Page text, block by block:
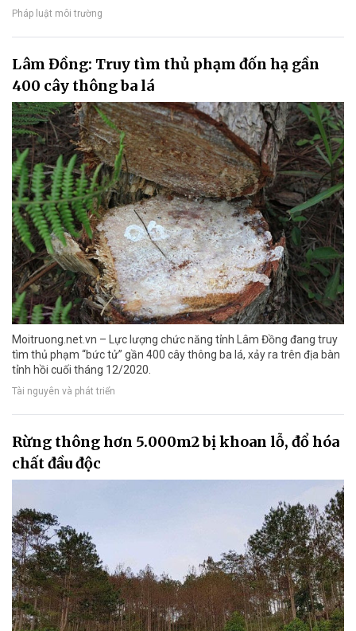
Pháp luật môi trường
Lâm Đồng: Truy tìm thủ phạm đốn hạ gần
400 cây thông ba lá
Moitruong.net.vn – Lực lượng chức năng tỉnh Lâm Đồng đang truy
tìm thủ phạm “bức tử” gần 400 cây thông ba lá, xảy ra trên địa bàn
tỉnh hồi cuối tháng 12/2020.
Tài nguyên và phát triển
Rừng thông hơn 5.000m2 bị khoan lỗ, đổ hóa
chất đầu độc